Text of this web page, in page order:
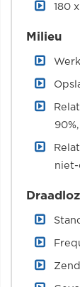
180
Milieu
niet-